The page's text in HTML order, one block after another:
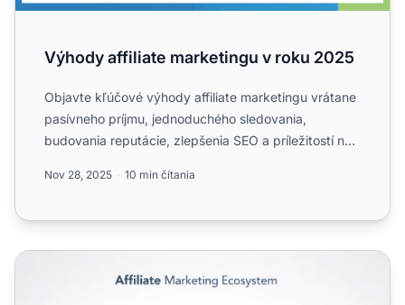
Výhody affiliate marketingu v roku 2025
Objavte kľúčové výhody affiliate marketingu vrátane
pasívneho príjmu, jednoduchého sledovania,
budovania reputácie, zlepšenia SEO a príležitostí na
Nov 28, 2025 10 min čítania
Kompletný sprievodca budovaním ziskového affiliate